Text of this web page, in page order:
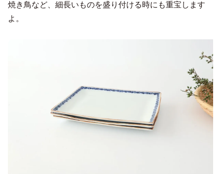
焼き鳥など、細長いものを盛り付ける時にも重宝します
よ。